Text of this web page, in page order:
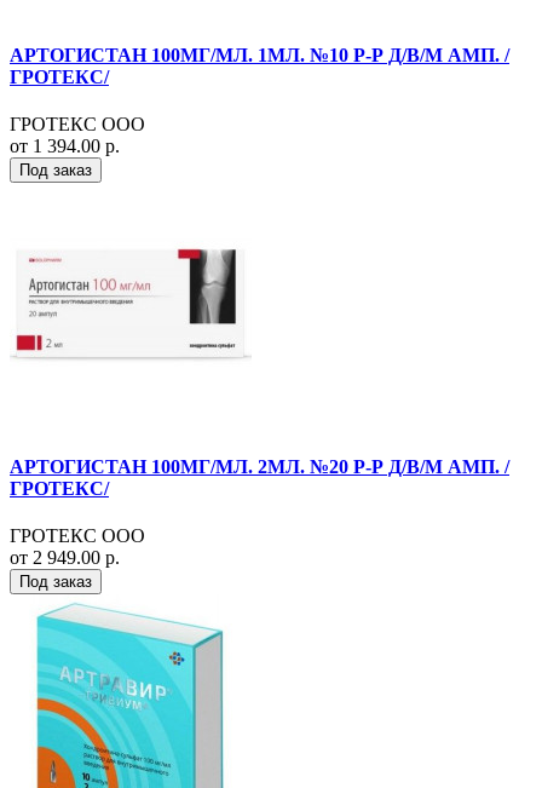
АРТОГИСТАН 100МГ/МЛ. 1МЛ. №10 Р-Р Д/В/М АМП. /
ГРОТЕКС/
ГРОТЕКС ООО
от 1 394.00 р.
Под заказ
АРТОГИСТАН 100МГ/МЛ. 2МЛ. №20 Р-Р Д/В/М АМП. /
ГРОТЕКС/
ГРОТЕКС ООО
от 2 949.00 р.
Под заказ